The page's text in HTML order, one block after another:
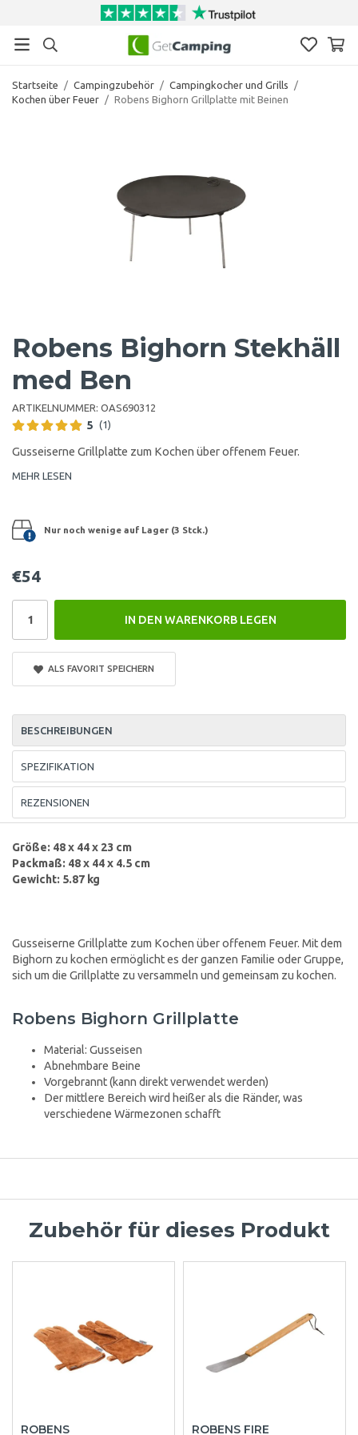
Startseite / Campingzubehör / Campingkocher und Grills
/
Kochen über Feuer / Robens Bighorn Grillplatte mit Beinen
Robens Bighorn Stekhäll
med Ben
ARTIKELNUMMER: OAS690312
5 (1)
Gusseiserne Grillplatte zum Kochen über offenem Feuer.
MEHR LESEN
Nur noch wenige auf Lager (3 Stck.)
€54
IN DEN WARENKORB LEGEN
ALS FAVORIT SPEICHERN
BESCHREIBUNGEN
SPEZIFIKATION
REZENSIONEN
Größe: 48 x 44 x 23 cm
Packmaß: 48 x 44 x 4.5 cm
Gewicht: 5.87 kg
Gusseiserne Grillplatte zum Kochen über offenem Feuer. Mit dem
Bighorn zu kochen ermöglicht es der ganzen Familie oder Gruppe,
sich um die Grillplatte zu versammeln und gemeinsam zu kochen.
Robens Bighorn Grillplatte
Material: Gusseisen
Abnehmbare Beine
Vorgebrannt (kann direkt verwendet werden)
Der mittlere Bereich wird heißer als die Ränder, was
verschiedene Wärmezonen schafft
Zubehör für dieses Produkt
ROBENS ROBENS FIRE